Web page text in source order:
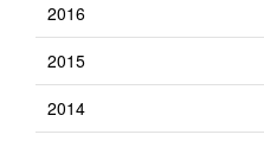
2016
2015
2014